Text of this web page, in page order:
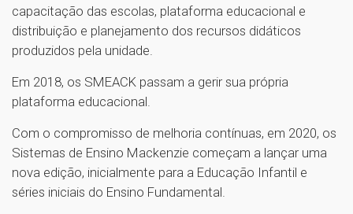
capacitação das escolas, plataforma educacional e
distribuição e planejamento dos recursos didáticos
produzidos pela unidade.
Em 2018, os SMEACK passam a gerir sua própria
plataforma educacional.
Com o compromisso de melhoria contínuas, em 2020, os
Sistemas de Ensino Mackenzie começam a lançar uma
nova edição, inicialmente para a Educação Infantil e
séries iniciais do Ensino Fundamental.